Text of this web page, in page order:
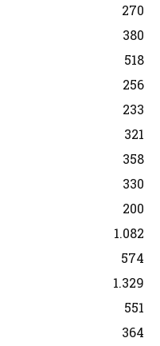
270
380
518
256
233
321
358
330
200
1.082
574
1.329
551
364